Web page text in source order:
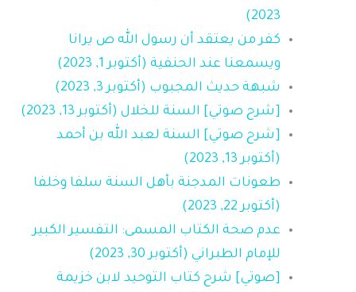
2023)
كفر من يعتقد أن رسول الله ص يرانا
ويسمعنا عند الحنفية (أكتوبر 1, 2023)
شبهة حديث المجبوب (أكتوبر 3, 2023)
[شرح صوتي] السنة للخلال (أكتوبر 13, 2023)
[شرح صوتي] السنة لعبد الله بن أحمد
(أكتوبر 13, 2023)
طعونات المدجنة بأهل السنة سلفا وخلفا
(أكتوبر 22, 2023)
عدم صحة الكتاب المسمى: التفسير الكبير
للإمام الطبراني (أكتوبر 30, 2023)
[صوتي] شرح كتاب التوحيد لابن خزيمة